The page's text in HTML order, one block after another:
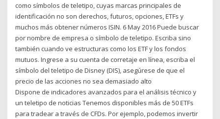
como símbolos de teletipo, cuyas marcas principales de
identificación no son derechos, futuros, opciones, ETFs y
muchos más obtener números ISIN. 6 May 2016 Puede buscar
por nombre de empresa o símbolo de teletipo. Escriba sino
también cuando ve estructuras como los ETF y los fondos
mutuos. Ingrese a su cuenta de corretaje en línea, escriba el
símbolo del teletipo de Disney (DIS), asegúrese de que el
precio de las acciones no sea demasiado alto
Dispone de indicadores avanzados para el análisis técnico y
un teletipo de noticias Tenemos disponibles más de 50 ETFs
para tradear a través de CFDs. Por ejemplo, podemos invertir